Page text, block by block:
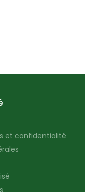
et confidentialité